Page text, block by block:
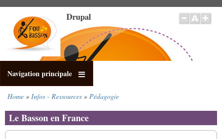
contenuto
principale
Drupal
Navigation principale
di
pane
Home Infos - Ressources Pédagogie
Le Basson en France